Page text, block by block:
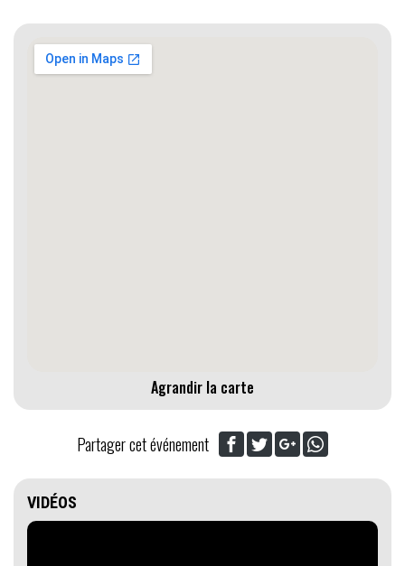
Agrandir la carte
Partager cet événement
VIDÉOS